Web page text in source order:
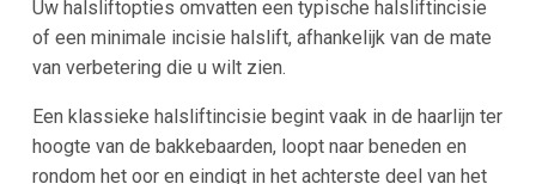
Uw halsliftopties omvatten een typische halsliftincisie
of een minimale incisie halslift, afhankelijk van de mate
van verbetering die u wilt zien.
Een klassieke halsliftincisie begint vaak in de haarlijn ter
hoogte van de bakkebaarden, loopt naar beneden en
rondom het oor en eindigt in het achterste deel van het